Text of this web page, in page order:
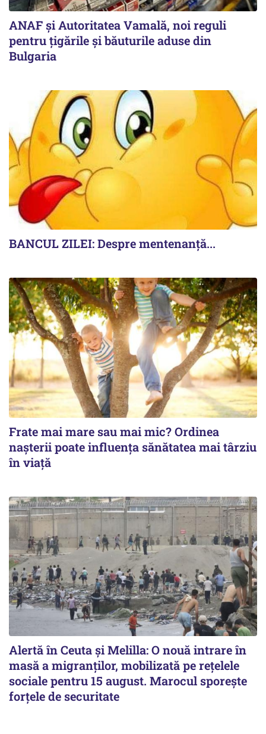
ANAF și Autoritatea Vamală, noi reguli
pentru țigările și băuturile aduse din
Bulgaria
BANCUL ZILEI: Despre mentenanță...
Frate mai mare sau mai mic? Ordinea
nașterii poate influența sănătatea mai târziu
în viață
Alertă în Ceuta și Melilla: O nouă intrare în
masă a migranților, mobilizată pe rețelele
sociale pentru 15 august. Marocul sporește
forțele de securitate